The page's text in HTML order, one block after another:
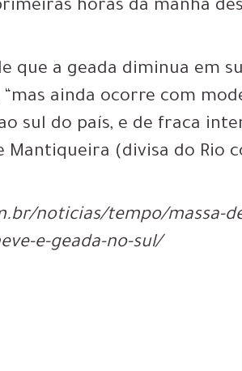
horas da manhã
que a geada diminua em
ainda ocorre com
sul do país, e de fraca
Mantiqueira (divisa do Rio
noticias/tempo/massa-
e-geada-no-sul/